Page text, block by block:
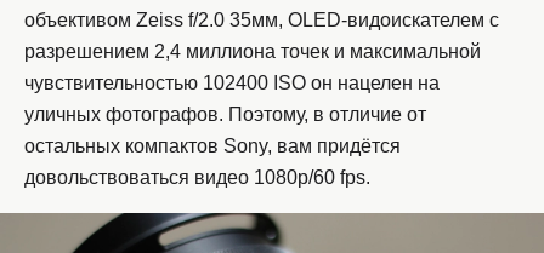
объективом Zeiss f/2.0 35мм, OLED-видоискателем с
разрешением 2,4 миллиона точек и максимальной
чувствительностью 102400 ISO он нацелен на
уличных фотографов. Поэтому, в отличие от
остальных компактов Sony, вам придётся
довольствоваться видео 1080p/60 fps.